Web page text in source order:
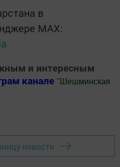
в
MАХ:
и интересным
канале " Шешминская
новости